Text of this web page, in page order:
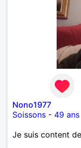
Nono1977
Soissons - 49 ans
Je suis content